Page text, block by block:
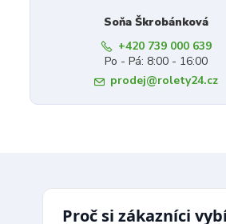
Soňa Škrobánková
+420 739 000 639
Po - Pá: 8:00 - 16:00
prodej@rolety24.cz
Proč si zákazníci